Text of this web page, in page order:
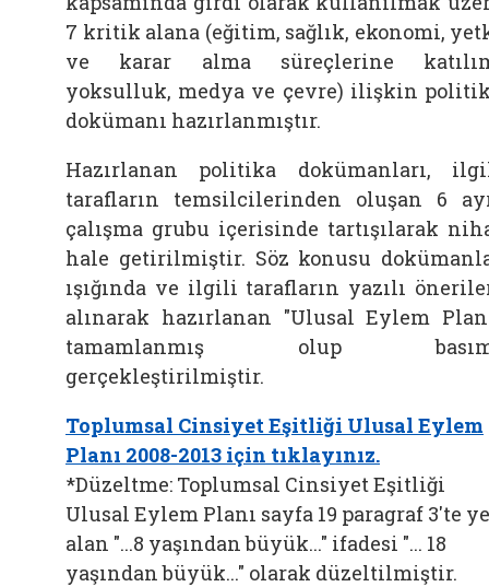
7 kritik alana (eğitim, sağlık, ekonomi,
ve karar alma süreçlerine
yoksulluk, medya ve çevre) ilişkin
dokümanı hazırlanmıştır.
Hazırlanan politika dokümanları,
tarafların temsilcilerinden oluşan 6
çalışma grubu içerisinde tartışılarak
hale getirilmiştir. Söz konusu
ışığında ve ilgili tarafların yazılı
alınarak hazırlanan "Ulusal Eylem
tamamlanmış olup
gerçekleştirilmiştir.
Toplumsal Cinsiyet Eşitliği Ulusal Eylem
Planı 2008-2013 için tıklayınız.
*Düzeltme: Toplumsal Cinsiyet Eşitliği
Ulusal Eylem Planı sayfa 19 paragraf 3'te
alan "...8 yaşından büyük..." ifadesi "... 18
yaşından büyük..." olarak düzeltilmiştir.